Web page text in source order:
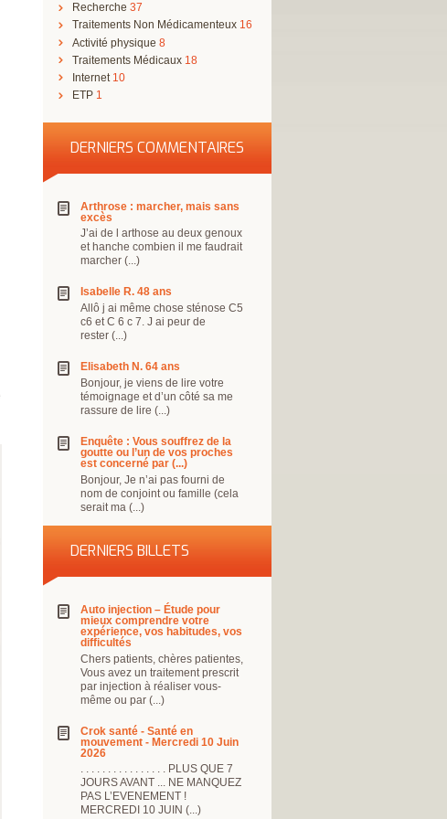
Recherche37
Traitements Non Médicamenteux 16
Activité physique8
Traitements Médicaux 18
Internet 10
ETP 1
DERNIERS COMMENTAIRES
Arthrose : marcher, mais sans
excès
J’ai de l arthose au deux genoux
et hanche combien il me faudrait
marcher (...)
Isabelle R. 48 ans
Allô j ai même chose sténose C5
c6 et C 6 c 7. J ai peur de
rester (...)
Elisabeth N. 64 ans
Bonjour, je viens de lire votre
témoignage et d’un côté sa me
rassure de lire (...)
Enquête : Vous souffrez de la
goutte ou l’un de vos proches
est concerné par (...)
Bonjour, Je n’ai pas fourni de
nom de conjoint ou famille (cela
serait ma (...)
DERNIERS BILLETS
Auto injection – Étude pour
mieux comprendre votre
expérience, vos habitudes, vos
difficultés
Chers patients, chères patientes,
Vous avez un traitement prescrit
par injection à réaliser vous-
même ou par (...)
Crok santé - Santé en
mouvement - Mercredi 10 Juin
2026
. . . . . . . . . . . . . . . . PLUS QUE 7
JOURS AVANT ... NE MANQUEZ
PAS L’EVENEMENT !
MERCREDI 10 JUIN (...)